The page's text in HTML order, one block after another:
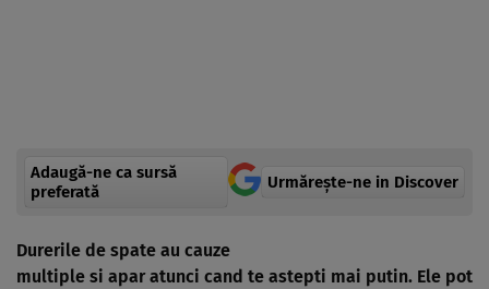
Adaugă-ne ca sursă
preferată
Urmărește-ne in Discover
Durerile de spate au cauze
multiple si apar atunci cand te astepti mai putin. Ele pot